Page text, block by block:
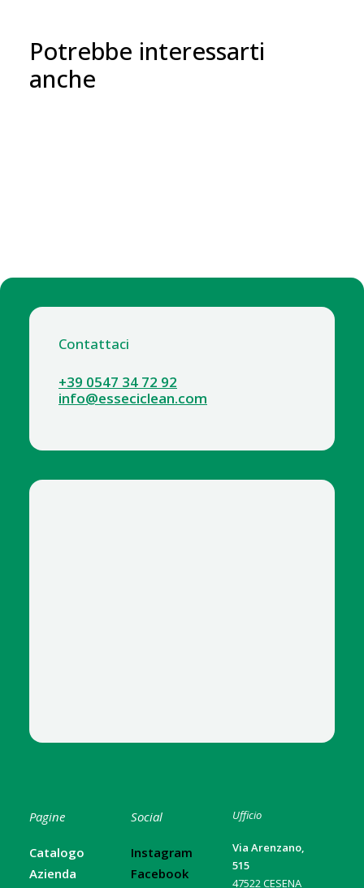
Potrebbe interessarti
anche
Contattaci
+39 0547 34 72 92
info@esseciclean.com
Pagine
Catalogo
Azienda
Social
Instagram
Facebook
Ufficio
Via Arenzano,
515
47522 CESENA